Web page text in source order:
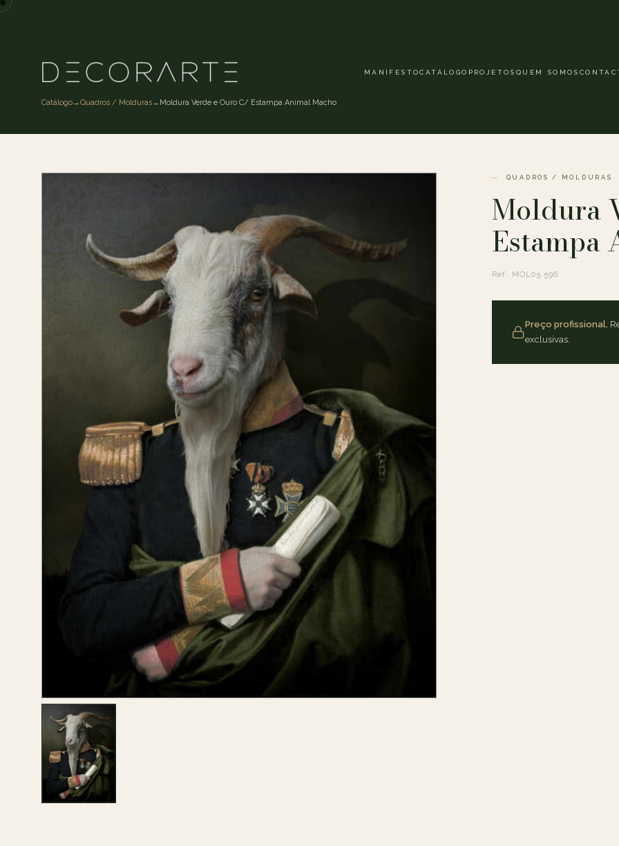
MANIFESTOCATÁLOGO PROJETOS QUEM SOMOS
Catálogo→Quadros / Molduras→ Moldura Verde e Ouro C/ Estampa Animal Macho
QUADROS / MOLDURAS
Moldura
Estampa
Ref. MOL05.596
Preço profissional.
exclusivas.